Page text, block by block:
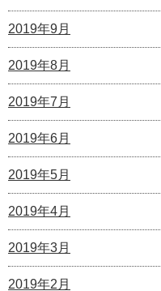
2019年9月
2019年8月
2019年7月
2019年6月
2019年5月
2019年4月
2019年3月
2019年2月